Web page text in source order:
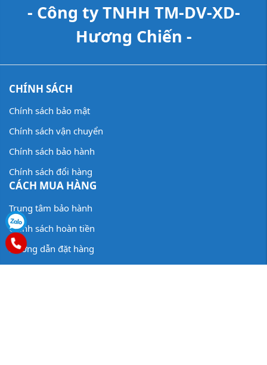
- Công ty TNHH TM-DV-XD-
Hương Chiến -
CHÍNH SÁCH
Chính sách bảo mật
Chính sách vận chuyển
Chính sách bảo hành
Chính sách đổi hàng
CÁCH MUA HÀNG
Trung tâm bảo hành
Chính sách hoàn tiền
Hướng dẫn đặt hàng
Liên hệ